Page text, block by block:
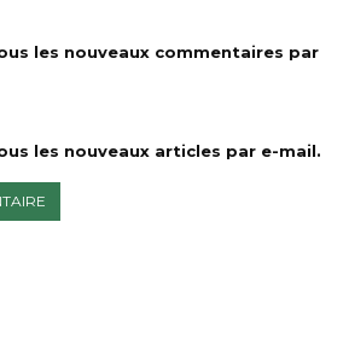
les nouveaux commentaires par
les nouveaux articles par e-mail.